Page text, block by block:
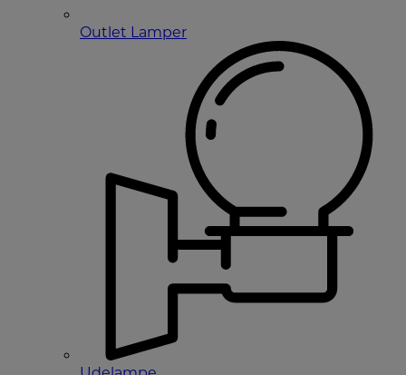
Outlet Lamper